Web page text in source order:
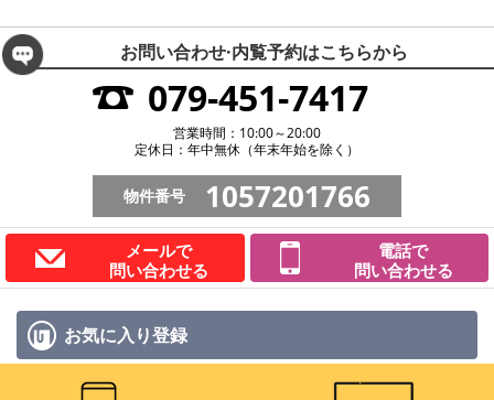
お問い合わせ·内覧予約はこちらから
079-451-7417
営業時間：10:00～20:00
定休日：年中無休（年末年始を除く）
物件番号 1057201766
メールで
問い合わせる
電話で
問い合わせる
お気に入り登録